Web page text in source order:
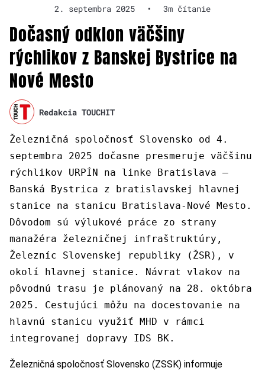
2. septembra 2025 • 3m čítanie
Dočasný odklon väčšiny
rýchlikov z Banskej Bystrice na
Nové Mesto
Redakcia TOUCHIT
Železničná spoločnosť Slovensko od 4.
septembra 2025 dočasne presmeruje väčšinu
rýchlikov URPÍN na linke Bratislava –
Banská Bystrica z bratislavskej hlavnej
stanice na stanicu Bratislava-Nové Mesto.
Dôvodom sú výlukové práce zo strany
manažéra železničnej infraštruktúry,
Železníc Slovenskej republiky (ŽSR), v
okolí hlavnej stanice. Návrat vlakov na
pôvodnú trasu je plánovaný na 28. októbra
2025. Cestujúci môžu na docestovanie na
hlavnú stanicu využiť MHD v rámci
integrovanej dopravy IDS BK.
Železničná spoločnosť Slovensko (ZSSK) informuje